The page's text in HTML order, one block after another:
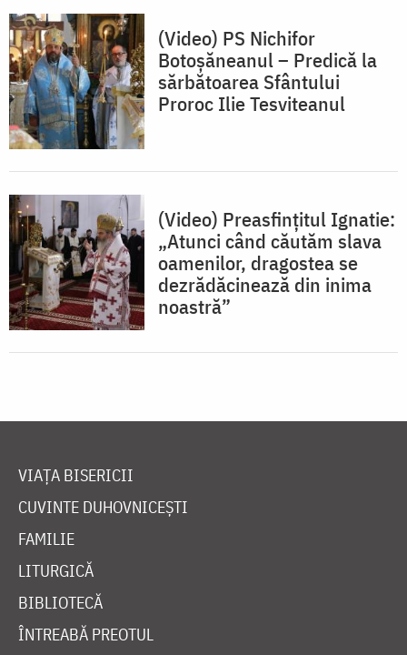
(Video) PS Nichifor
Botoșăneanul – Predică la
sărbătoarea Sfântului
Proroc Ilie Tesviteanul
(Video) Preasfințitul Ignatie:
„Atunci când căutăm slava
oamenilor, dragostea se
dezrădăcinează din inima
noastră”
VIAȚA BISERICII
CUVINTE DUHOVNICEȘTI
FAMILIE
LITURGICĂ
BIBLIOTECĂ
ÎNTREABĂ PREOTUL